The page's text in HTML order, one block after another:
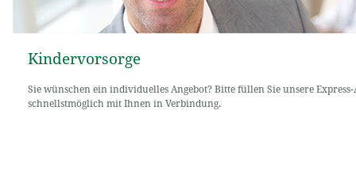
Kindervorsorge
Sie wünschen ein individuelles Angebot? Bitte füllen Sie unsere
schnellstmöglich mit Ihnen in Verbindung.